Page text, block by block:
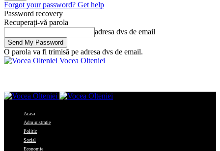
Forgot your password? Get help
Password recovery
Recuperați-vă parola
adresa dvs de email
O parola va fi trimisă pe adresa dvs de email.
Vocea Olteniei
Acasa
Administratie
Politic
Social
Economie